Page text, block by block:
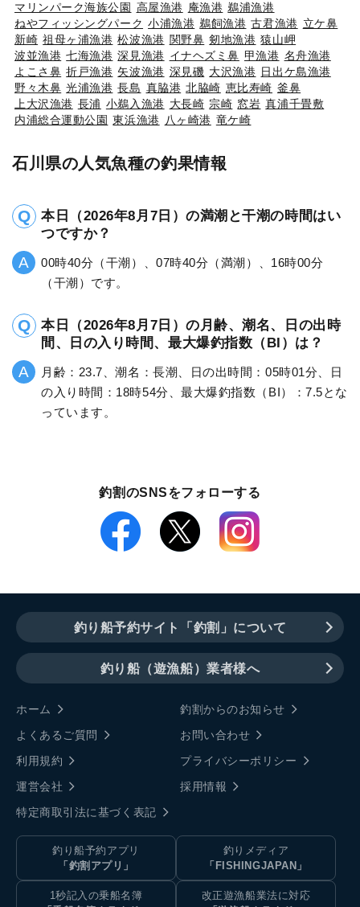
マリンパーク海族公園 高屋漁港 庵漁港 鵜浦漁港
ねやフィッシングパーク 小浦漁港 鵜飼漁港 古君漁港 立ケ鼻
新崎 祖母ヶ浦漁港 松波漁港 関野鼻 剱地漁港 猿山岬
波並漁港 七海漁港 深見漁港 イナヘズミ鼻 甲漁港 名舟漁港
よこさ鼻 折戸漁港 矢波漁港 深見磯 大沢漁港 日出ケ島漁港
野々木鼻 光浦漁港 長島 真脇港 北脇崎 恵比寿崎 釜鼻
上大沢漁港 長浦 小鵜入漁港 大長崎 宗崎 窓岩 真浦千畳敷
内浦総合運動公園 東浜漁港 八ヶ崎港 竜ケ崎
石川県の人気魚種の釣果情報
本日（2026年8月7日）の満潮と干潮の時間はい
つですか？
00時40分（干潮）、07時40分（満潮）、16時00分
（干潮）です。
本日（2026年8月7日）の月齢、潮名、日の出時
間、日の入り時間、最大爆釣指数（BI）は？
月齢：23.7、潮名：長潮、日の出時間：05時01分、日
の入り時間：18時54分、最大爆釣指数（BI）：7.5とな
っています。
釣割のSNSをフォローする
釣り船予約サイト「釣割」について
釣り船（遊漁船）業者様へ
ホーム
釣割からのお知らせ
よくあるご質問
お問い合わせ
利用規約
プライバシーポリシー
運営会社
採用情報
特定商取引法に基づく表記
釣り船予約アプリ
「釣割アプリ」
釣りメディア
「FISHINGJAPAN」
1秒記入の乗船名簿
改正遊漁船業法に対応